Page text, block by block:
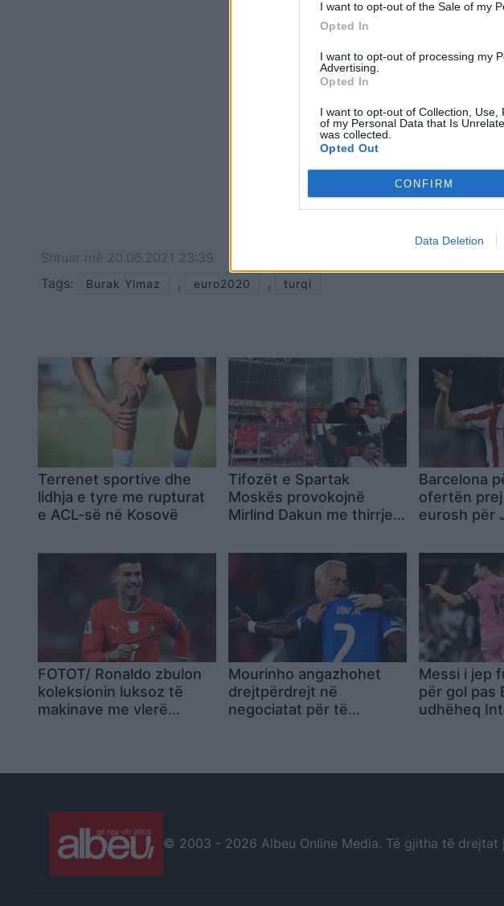
I want to opt-out of the Sale of my
Opted In
I want to opt-out of processing my
Advertising.
Opted In
I want to opt-out of Collection,
of my Personal Data that Is
was collected.
Opted Out
CONFIRM
Data Deletion
Shtuar më 20.06.2021 23:39
Tags:
Burak Ylmaz , euro2020 , turqi
Terrenet sportive dhe
lidhja e tyre me rupturat
e ACL-së në Kosovë
Tifozët e Spartak
Moskës provokojnë
Mirlind Dakun me thirrjet
Barcelona
ofertën prej
eurosh për
FOTOT/ Ronaldo zbulon
koleksionin luksoz të
makinave me vlerë
Mourinho angazhohet
drejtpërdrejt në
negociatat për të
Messi i jep
për gol pas
udhëheq
© 2003 - 2026 Albeu Online Media. Të gjitha të drejtat